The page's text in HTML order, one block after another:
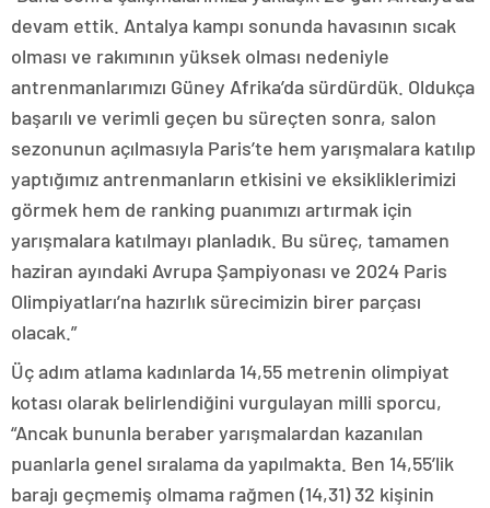
devam ettik. Antalya kampı sonunda havasının sıcak
olması ve rakımının yüksek olması nedeniyle
antrenmanlarımızı Güney Afrika’da sürdürdük. Oldukça
başarılı ve verimli geçen bu süreçten sonra, salon
sezonunun açılmasıyla Paris’te hem yarışmalara katılıp
yaptığımız antrenmanların etkisini ve eksikliklerimizi
görmek hem de ranking puanımızı artırmak için
yarışmalara katılmayı planladık. Bu süreç, tamamen
haziran ayındaki Avrupa Şampiyonası ve 2024 Paris
Olimpiyatları’na hazırlık sürecimizin birer parçası
olacak.”
Üç adım atlama kadınlarda 14,55 metrenin olimpiyat
kotası olarak belirlendiğini vurgulayan milli sporcu,
“Ancak bununla beraber yarışmalardan kazanılan
puanlarla genel sıralama da yapılmakta. Ben 14,55’lik
barajı geçmemiş olmama rağmen (14,31) 32 kişinin